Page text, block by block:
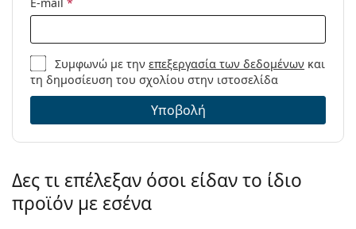
Συμφωνώ με τηνεπεξεργασία των δεδομένων και
τη δημοσίευση του σχολίου στην ιστοσελίδα
Υποβολή
Δες τι επέλεξαν όσοι είδαν το ίδιο
προϊόν με εσένα